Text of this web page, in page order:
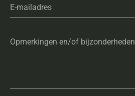
E-mailadres
Opmerkingen en/of bijzonderheden